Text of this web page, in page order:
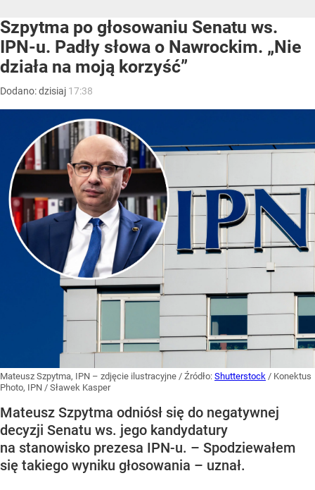
Szpytma po głosowaniu Senatu ws.
IPN-u. Padły słowa o Nawrockim. „Nie
działa na moją korzyść”
Dodano:dzisiaj 17:38
Mateusz Szpytma, IPN – zdjęcie ilustracyjne / Źródło: Shutterstock / Konektus
Photo, IPN / Sławek Kasper
Mateusz Szpytma odniósł się do negatywnej
decyzji Senatu ws. jego kandydatury
na stanowisko prezesa IPN-u. – Spodziewałem
się takiego wyniku głosowania – uznał.